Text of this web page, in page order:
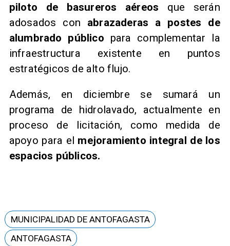
piloto de basureros aéreos que serán
adosados con abrazaderas a postes de
alumbrado público para complementar la
infraestructura existente en puntos
estratégicos de alto flujo.
Además, en diciembre se sumará un
programa de hidrolavado, actualmente en
proceso de licitación, como medida de
apoyo para el mejoramiento integral de los
espacios públicos.
MUNICIPALIDAD DE ANTOFAGASTA
ANTOFAGASTA